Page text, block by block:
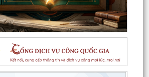
Về việc thu hồi đất để GPMB thực
Mở rộng đường Lý Thái Tông kéo dài
Về việc thu hồi đất để GPMB thực
án: Mở rộng đường Lý Thái Tông kéo dài